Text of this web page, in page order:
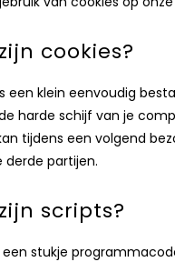
cookies?
een klein eenvoudig
harde schijf van je
tijdens een volgend
partijen.
scripts?
een stukje